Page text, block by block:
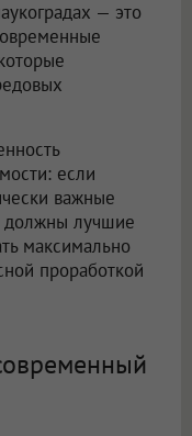
— это
если
важные
должны лучшие
максимально
проработкой